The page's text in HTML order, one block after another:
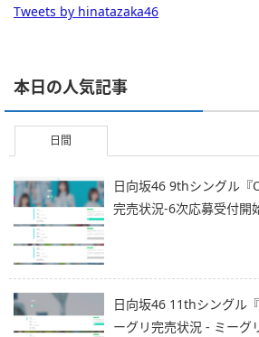
Tweets by hinatazaka46
本日の人気記事
日間
日向坂46 9thシングル『
完売状況-6次応募受付開
日向坂46 11thシングル
ーグリ完売状況 - ミーグ